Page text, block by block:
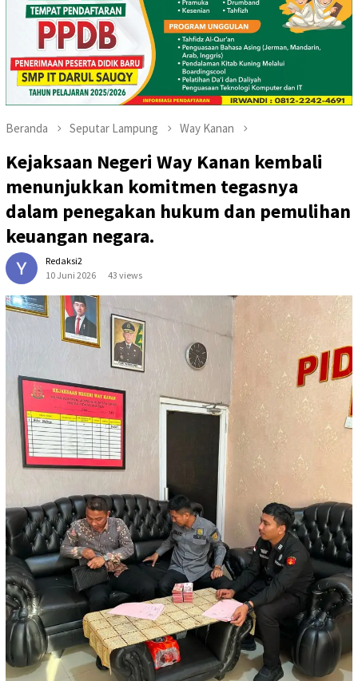
Beranda Seputar Lampung Way Kanan
Kejaksaan Negeri Way Kanan kembali
menunjukkan komitmen tegasnya
dalam penegakan hukum dan pemulihan
keuangan negara.
Redaksi2
10 Juni 2026
43 views